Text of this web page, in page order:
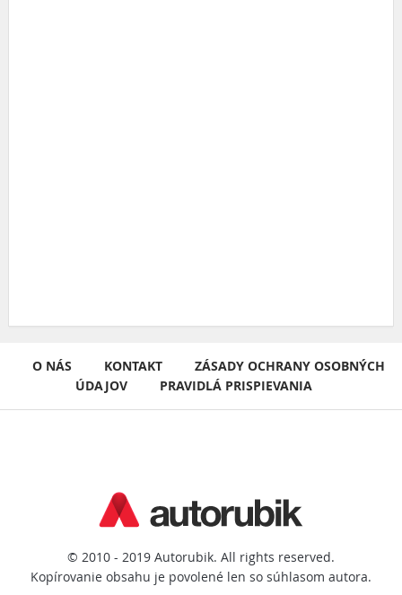
O NÁS KONTAKT
ZÁSADY OCHRANY OSOBNÝCH
ÚDAJOV
PRAVIDLÁ PRISPIEVANIA
© 2010 - 2019 Autorubik. All rights reserved.
Kopírovanie obsahu je povolené len so súhlasom autora.